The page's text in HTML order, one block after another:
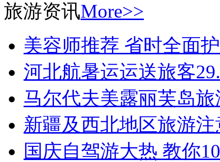
旅游资讯More>>
美容师推荐 省时全面
河北航暑运运送旅客
马尔代夫美露丽芙岛
新疆及西北地区旅游
国庆自驾游大热 教你